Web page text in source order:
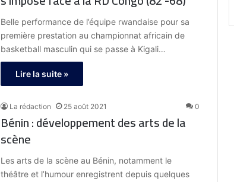
Belle performance de l’équipe rwandaise pour sa
première prestation au championnat africain de
basketball masculin qui se passe à Kigali…
Lire la suite »
La rédaction 25 août 2021 0
Bénin : développement des arts de la
scène
Les arts de la scène au Bénin, notamment le
théâtre et l’humour enregistrent depuis quelques